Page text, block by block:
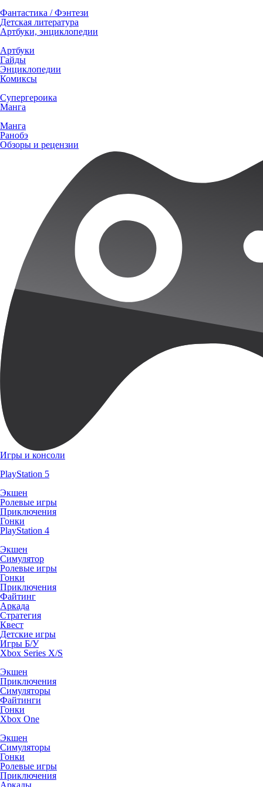
Фантастика / Фэнтези
Детская литература
Артбуки, энциклопедии
Артбуки
Гайды
Энциклопедии
Комиксы
Супергероика
Манга
Манга
Ранобэ
Обзоры и рецензии
Игры и консоли
PlayStation 5
Экшен
Ролевые игры
Приключения
Гонки
PlayStation 4
Экшен
Симулятор
Ролевые игры
Гонки
Приключения
Файтинг
Аркада
Стратегия
Квест
Детские игры
Игры Б/У
Xbox Series X/S
Экшен
Приключения
Симуляторы
Файтинги
Гонки
Xbox One
Экшен
Симуляторы
Гонки
Ролевые игры
Приключения
Аркады